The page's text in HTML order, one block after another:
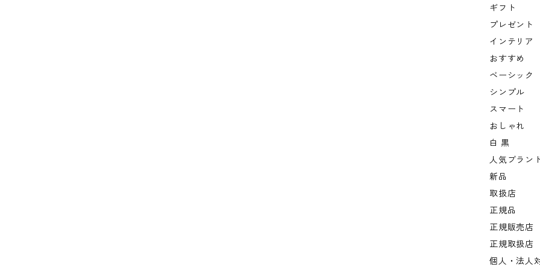
ギフト
プレゼント
インテリア
おすすめ
ベーシック
シンプル
スマート
おしゃれ
白 黒
人気ブラン
新品
取扱店
正規品
正規販売店
正規取扱店
個人・法人